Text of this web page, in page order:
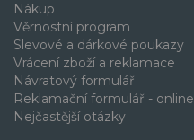
Nákup
Věrnostní program
Slevové a dárkové poukazy
Vrácení zboží a reklamace
Návratový formulář
Reklamační formulář - online
Nejčastější otázky